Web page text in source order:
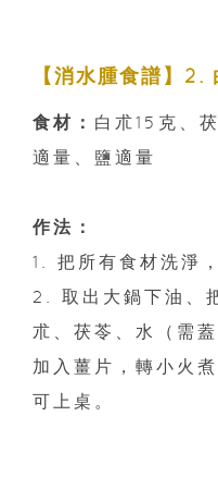
【消水腫食譜】2.
食材： 白朮15克、
適量、鹽適量
作法：
1. 把所有食材洗淨
2. 取出大鍋下油、
朮、茯苓、水（需
加入薑片，轉小火
可上桌。